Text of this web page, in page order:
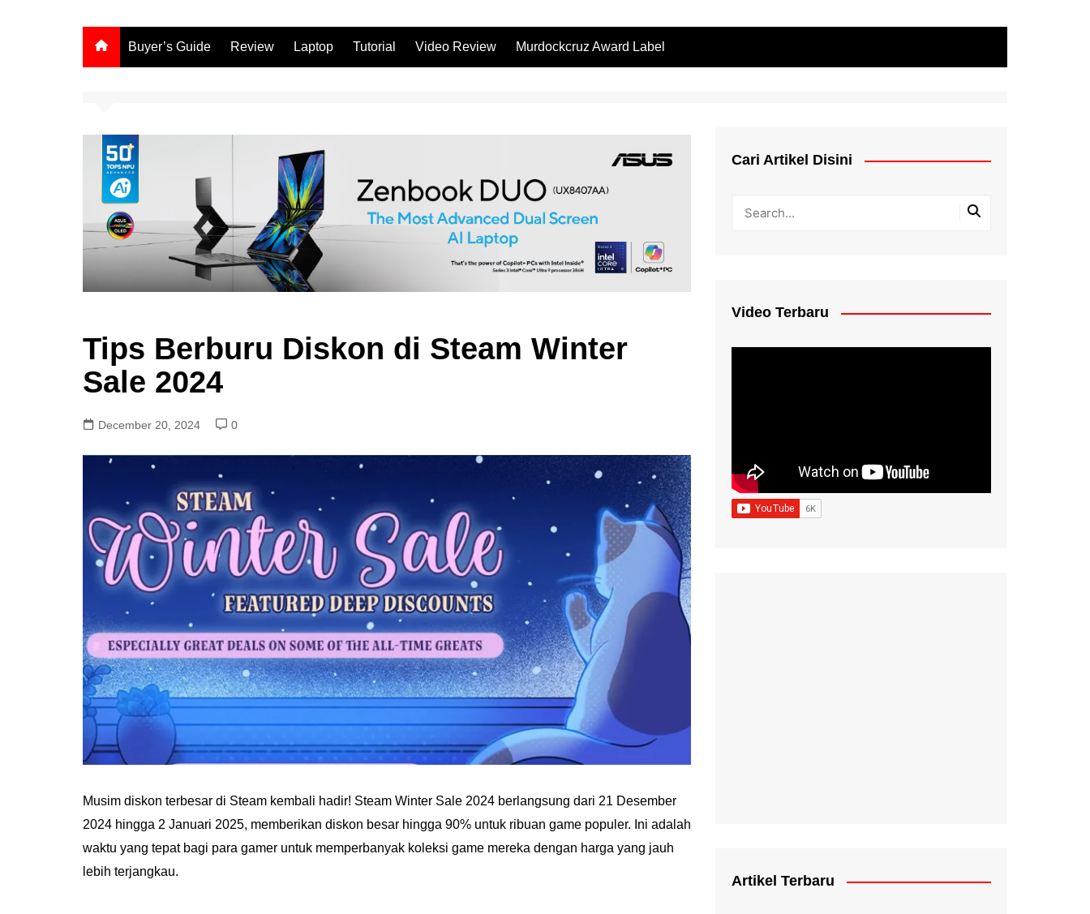
Buyer’s Guide Review Laptop Tutorial Video Review Murdockcruz Award Label
Tips Berburu Diskon di Steam Winter
Sale 2024
December 20, 2024 0
Musim diskon terbesar di Steam kembali hadir! Steam Winter Sale 2024 berlangsung dari 21 Desember
2024 hingga 2 Januari 2025, memberikan diskon besar hingga 90% untuk ribuan game populer. Ini adalah
waktu yang tepat bagi para gamer untuk memperbanyak koleksi game mereka dengan harga yang jauh
lebih terjangkau.
Cari Artikel Disini
Video Terbaru
Artikel Terbaru